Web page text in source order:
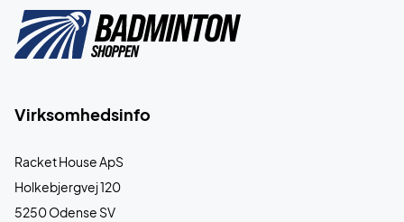
Virksomhedsinfo
Racket House ApS
Holkebjergvej 120
5250 Odense SV